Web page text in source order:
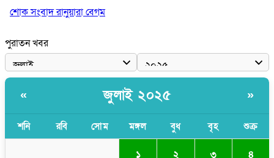
শোক সংবাদ রানুয়ারা বেগম
পুরাতন খবর
« জুলাই ২০২৫ »
শনি রবি সোম মঙ্গল বুধ বৃহ শুক্র
১ ২ ৩ ৪